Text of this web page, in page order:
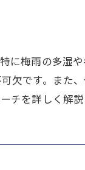
梅雨の多湿
欠です。また
を詳しく解説